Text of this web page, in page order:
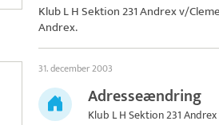
Klub L H Sektion 231 Andrex v/
Andrex.
31. december 2003
Adresseændring
Klub L H Sektion 231